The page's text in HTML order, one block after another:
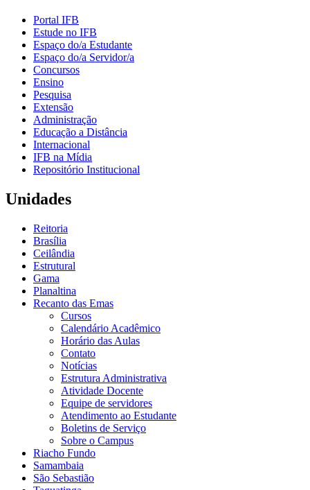
Portal IFB
Estude no IFB
Espaço do/a Estudante
Espaço do/a Servidor/a
Concursos
Ensino
Pesquisa
Extensão
Administração
Educação a Distância
Internacional
IFB na Mídia
Repositório Institucional
Unidades
Reitoria
Brasília
Ceilândia
Estrutural
Gama
Planaltina
Recanto das Emas
Cursos
Calendário Acadêmico
Horário das Aulas
Contato
Notícias
Estrutura Administrativa
Atividade Docente
Equipe de servidores
Atendimento ao Estudante
Boletins de Serviço
Sobre o Campus
Riacho Fundo
Samambaia
São Sebastião